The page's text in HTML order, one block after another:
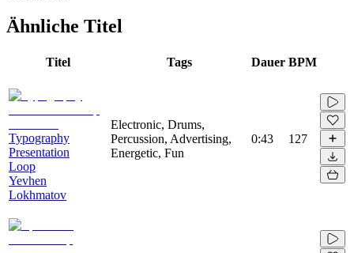
Ähnliche Titel
Titel Tags Dauer BPM
Typography
Presentation
Loop
Yevhen
Lokhmatov
Electronic, Drums,
Percussion, Advertising,
Energetic, Fun
0:43 127